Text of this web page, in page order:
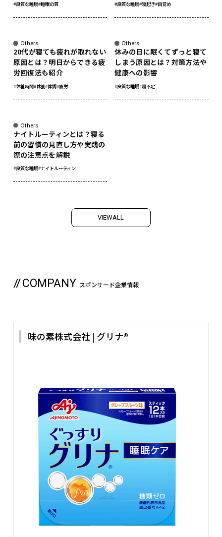
#良質な睡眠#睡眠の質 #良質な睡眠#寝起き#目覚め
Others
20代が寝ても疲れが取れない
原因とは？明日からできる疲
労回復法も紹介
#休養時間#休養#体調#疲労
Others
休みの日に眠くてずっと寝て
しまう原因とは？対策方法や
健康への影響
#良質な睡眠#寝不足
Others
ナイトルーティンとは？寝る
前の習慣の見直し方や実践の
際の注意点を解説
#良質な睡眠#ナイトルーティン
VIEWALL
COMPANY スポンサード企業情報
味の素株式会社 | グリナ®